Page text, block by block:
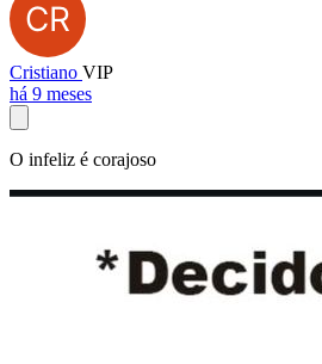
Cristiano VIP
há 9 meses
O infeliz é corajoso